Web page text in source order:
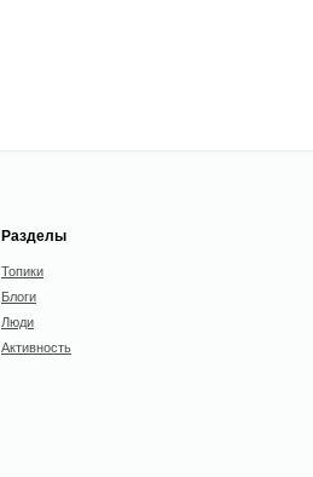
Разделы
Топики
Блоги
Люди
Активность